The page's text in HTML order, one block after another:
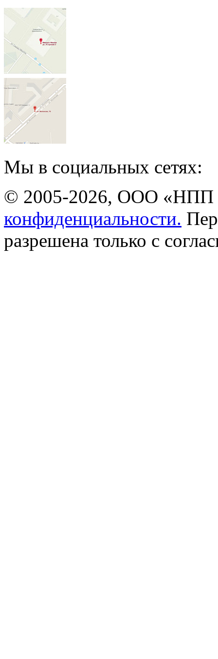
Мы в социальных сетях:
© 2005-2026, ООО «НПП
конфиденциальности.
разрешена только с